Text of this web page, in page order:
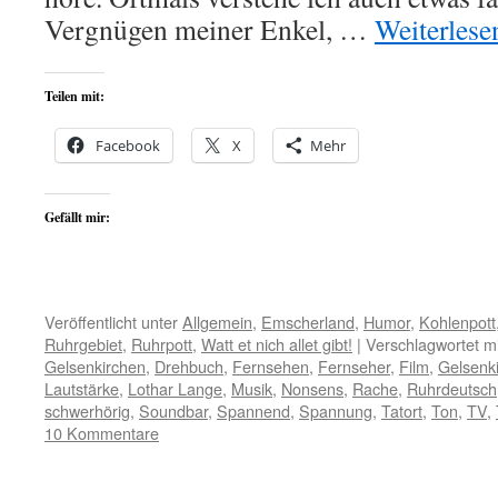
Vergnügen meiner Enkel, …
Teilen mit:
Facebook X Mehr
Gefällt mir:
Veröffentlicht unterAllgemein, Emscherland, Humor, Kohlenpott
Ruhrgebiet, Ruhrpott, Watt et nich allet gibt! | Verschlagwortet
Gelsenkirchen, Drehbuch, Fernsehen, Fernseher, Film,
Lautstärke, Lothar Lange, Musik, Nonsens, Rache, Ruhrdeutsch
schwerhörig, Soundbar, Spannend, Spannung, Tatort, Ton, TV,
10 Kommentare